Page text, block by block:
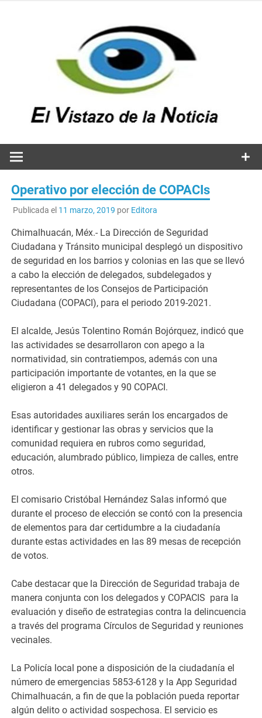
Operativo por elección de COPACIs
Publicada el 11 marzo, 2019 por Editora
Chimalhuacán, Méx.- La Dirección de Seguridad
Ciudadana y Tránsito municipal desplegó un dispositivo
de seguridad en los barrios y colonias en las que se llevó
a cabo la elección de delegados, subdelegados y
representantes de los Consejos de Participación
Ciudadana (COPACI), para el periodo 2019-2021.
El alcalde, Jesús Tolentino Román Bojórquez, indicó que
las actividades se desarrollaron con apego a la
normatividad, sin contratiempos, además con una
participación importante de votantes, en la que se
eligieron a 41 delegados y 90 COPACI.
Esas autoridades auxiliares serán los encargados de
identificar y gestionar las obras y servicios que la
comunidad requiera en rubros como seguridad,
educación, alumbrado público, limpieza de calles, entre
otros.
El comisario Cristóbal Hernández Salas informó que
durante el proceso de elección se contó con la presencia
de elementos para dar certidumbre a la ciudadanía
durante estas actividades en las 89 mesas de recepción
de votos.
Cabe destacar que la Dirección de Seguridad trabaja de
manera conjunta con los delegados y COPACIS para la
evaluación y diseño de estrategias contra la delincuencia
a través del programa Círculos de Seguridad y reuniones
vecinales.
La Policía local pone a disposición de la ciudadanía el
número de emergencias 5853-6128 y la App Seguridad
Chimalhuacán, a fin de que la población pueda reportar
algún delito o actividad sospechosa. El servicio es